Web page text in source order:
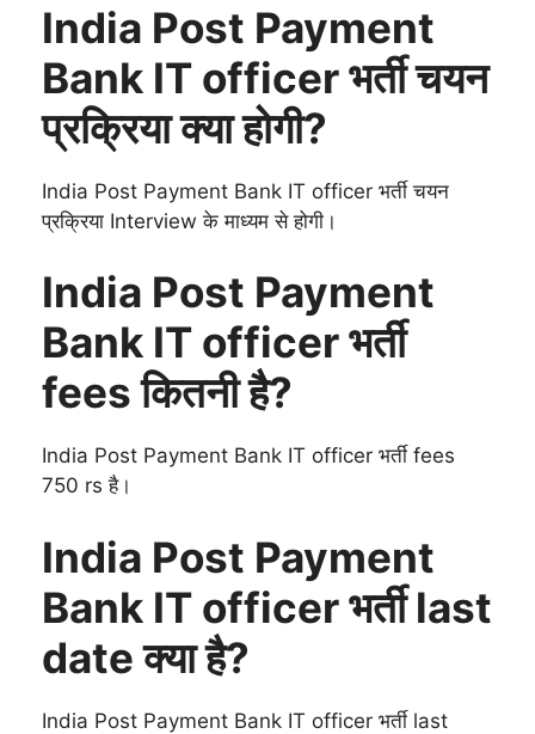
India Post Payment
Bank IT officer भर्ती चयन
प्रक्रिया क्या होगी?
India Post Payment Bank IT officer भर्ती चयन
प्रक्रिया Interview के माध्यम से होगी।
India Post Payment
Bank IT officer भर्ती
fees कितनी है?
India Post Payment Bank IT officer भर्ती fees
750 rs है।
India Post Payment
Bank IT officer भर्ती last
date क्या है?
India Post Payment Bank IT officer भर्ती last